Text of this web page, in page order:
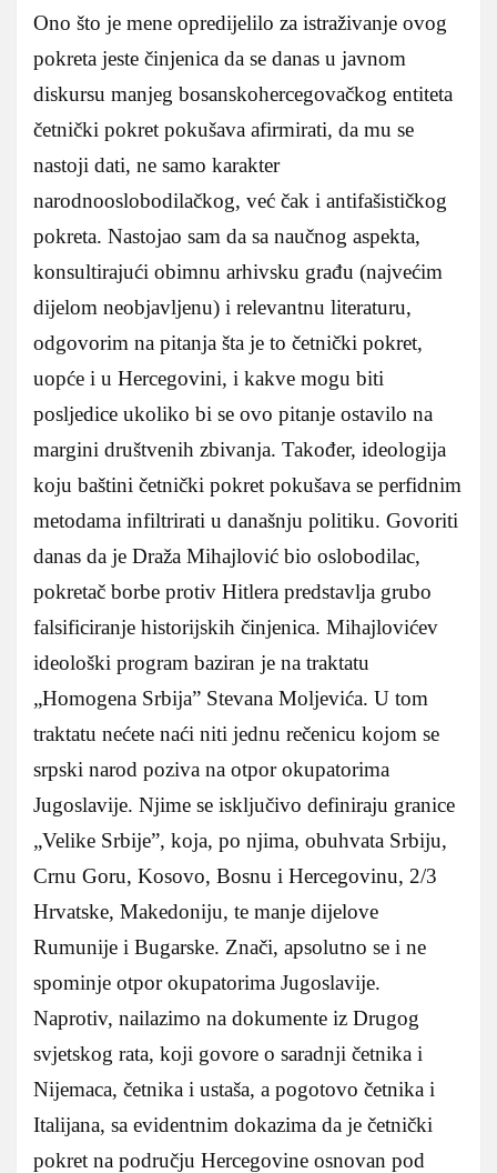
Ono što je mene opredijelilo za istraživanje ovog
pokreta jeste činjenica da se danas u javnom
diskursu manjeg bosanskohercegovačkog entiteta
četnički pokret pokušava afirmirati, da mu se
nastoji dati, ne samo karakter
narodnooslobodilačkog, već čak i antifašističkog
pokreta. Nastojao sam da sa naučnog aspekta,
konsultirajući obimnu arhivsku građu (najvećim
dijelom neobjavljenu) i relevantnu literaturu,
odgovorim na pitanja šta je to četnički pokret,
uopće i u Hercegovini, i kakve mogu biti
posljedice ukoliko bi se ovo pitanje ostavilo na
margini društvenih zbivanja. Također, ideologija
koju baštini četnički pokret pokušava se perfidnim
metodama infiltrirati u današnju politiku. Govoriti
danas da je Draža Mihajlović bio oslobodilac,
pokretač borbe protiv Hitlera predstavlja grubo
falsificiranje historijskih činjenica. Mihajlovićev
ideološki program baziran je na traktatu
„Homogena Srbija” Stevana Moljevića. U tom
traktatu nećete naći niti jednu rečenicu kojom se
srpski narod poziva na otpor okupatorima
Jugoslavije. Njime se isključivo definiraju granice
„Velike Srbije”, koja, po njima, obuhvata Srbiju,
Crnu Goru, Kosovo, Bosnu i Hercegovinu, 2/3
Hrvatske, Makedoniju, te manje dijelove
Rumunije i Bugarske. Znači, apsolutno se i ne
spominje otpor okupatorima Jugoslavije.
Naprotiv, nailazimo na dokumente iz Drugog
svjetskog rata, koji govore o saradnji četnika i
Nijemaca, četnika i ustaša, a pogotovo četnika i
Italijana, sa evidentnim dokazima da je četnički
pokret na području Hercegovine osnovan pod